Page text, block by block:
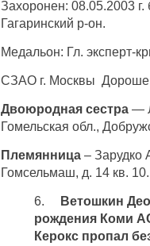
Захоронен: 08.05.2003
Гагаринский р-он.
Медальон: Гл. эксперт-
СЗАО г. Москвы
Двоюродная сестра —
Гомельская обл.,
Племянница – Зарудко
Гомсельмаш, д. 14 кв. 10.
6. Ветошкин
рождения Коми
Керокс пропал